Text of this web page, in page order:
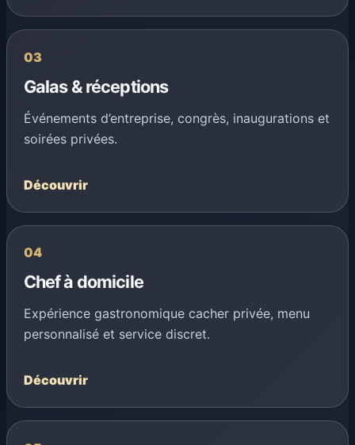
03
Galas & réceptions
Événements d’entreprise, congrès, inaugurations et
soirées privées.
Découvrir
04
Chef à domicile
Expérience gastronomique cacher privée, menu
personnalisé et service discret.
Découvrir